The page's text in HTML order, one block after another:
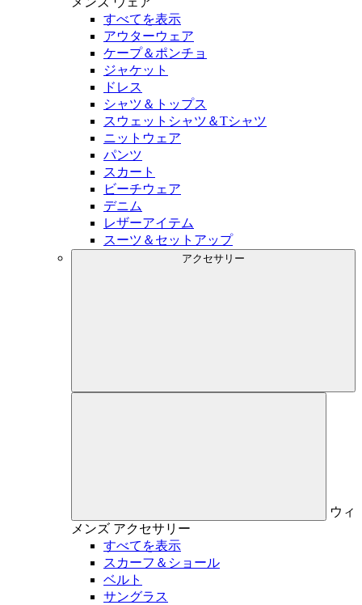
すべてを表示
アウターウェア
ケープ＆ポンチョ
ジャケット
ドレス
シャツ＆トップス
スウェットシャツ＆Tシャツ
ニットウェア
パンツ
スカート
ビーチウェア
デニム
レザーアイテム
スーツ＆セットアップ
アクセサリー
ウィ
メンズ アクセサリー
すべてを表示
スカーフ＆ショール
ベルト
サングラス